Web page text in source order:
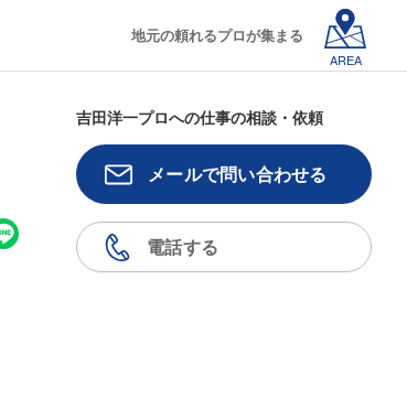
地元の頼れるプロが集まる
AREA
吉田洋一プロへの仕事の相談・依頼
メールで問い合わせる
電話する